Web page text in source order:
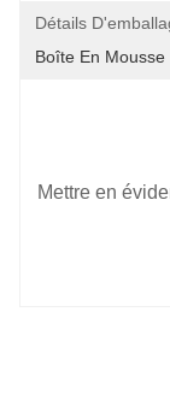
Détails
Boîte En
Mettre en